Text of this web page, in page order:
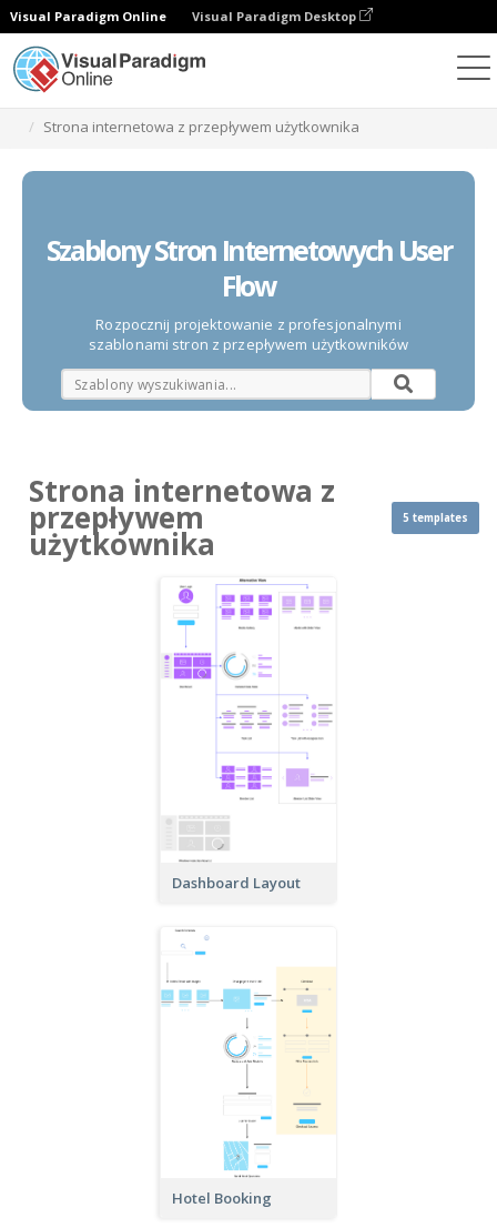
Visual Paradigm Online Visual Paradigm Desktop
Strona internetowa z przepływem użytkownika
Szablony Stron Internetowych User
Flow
Rozpocznij projektowanie z profesjonalnymi
szablonami stron z przepływem użytkowników
Strona internetowa z
przepływem
użytkownika
5 templates
Dashboard Layout
Hotel Booking